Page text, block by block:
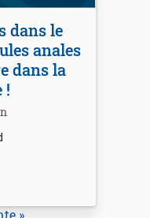
dans le
anales
dans la
!
»